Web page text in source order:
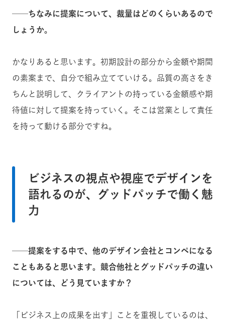
──ちなみに提案について、裁量はどのくらいあるので
しょうか。
かなりあると思います。初期設計の部分から金額や期間
の素案まで、自分で組み立てていける。品質の高さをき
ちんと説明して、クライアントの持っている金額感や期
待値に対して提案を持っていく。そこは営業として責任
を持って動ける部分ですね。
ビジネスの視点や視座でデザインを
語れるのが、グッドパッチで働く魅
力
──提案をする中で、他のデザイン会社とコンペになる
こともあると思います。競合他社とグッドパッチの違い
については、どう見ていますか？
「ビジネス上の成果を出す」ことを重視しているのは、